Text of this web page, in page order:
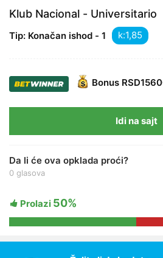
Klub Nacional - Universitario
Tip: Konačan ishod - 1 k:
Bonus
Idi na sajt
Da li će ova opklada proći?
0 glasova
Prolazi 50%